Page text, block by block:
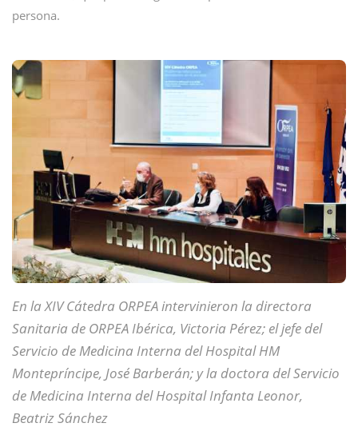
persona.
En la XIV Cátedra ORPEA intervinieron la directora
Sanitaria de ORPEA Ibérica, Victoria Pérez; el jefe del
Servicio de Medicina Interna del Hospital HM
Montepríncipe, José Barberán; y la doctora del Servicio
de Medicina Interna del Hospital Infanta Leonor,
Beatriz Sánchez